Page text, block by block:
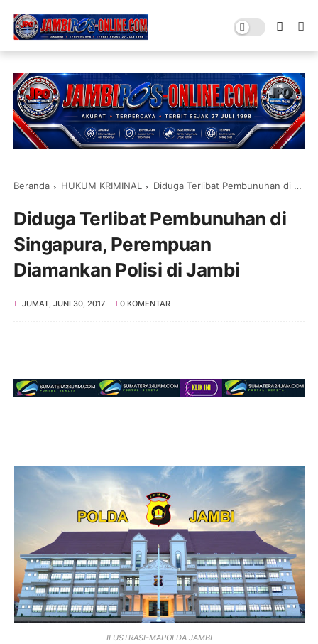
Beranda HUKUM KRIMINAL Diduga Terlibat Pembunuhan di Singapura, Perempuan Diamankan Polisi di Jambi
Diduga Terlibat Pembunuhan di
Singapura, Perempuan
Diamankan Polisi di Jambi
JUMAT, JUNI 30, 2017 0 KOMENTAR
ILUSTRASI-MAPOLDA JAMBI